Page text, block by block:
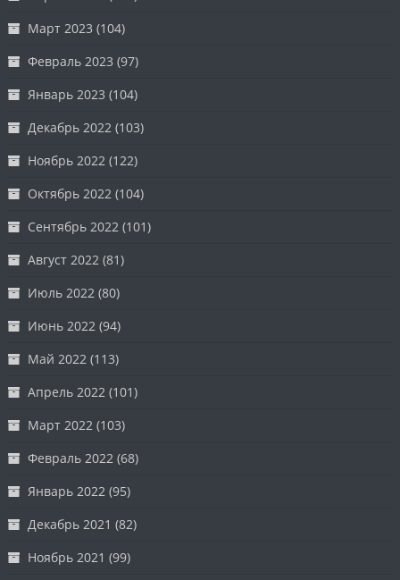
Март 2023 (104)
Февраль 2023 (97)
Январь 2023 (104)
Декабрь 2022 (103)
Ноябрь 2022 (122)
Октябрь 2022 (104)
Сентябрь 2022 (101)
Август 2022 (81)
Июль 2022 (80)
Июнь 2022 (94)
Май 2022 (113)
Апрель 2022 (101)
Март 2022 (103)
Февраль 2022 (68)
Январь 2022 (95)
Декабрь 2021 (82)
Ноябрь 2021 (99)